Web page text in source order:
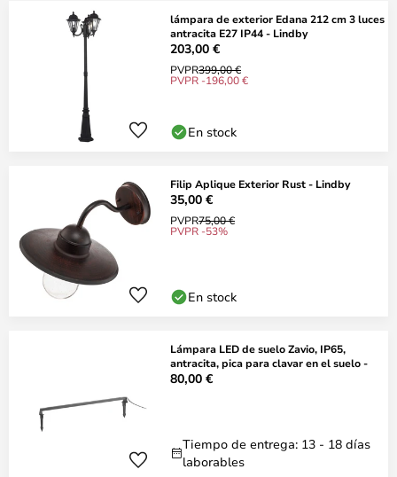
lámpara de exterior Edana 212 cm 3 luces
antracita E27 IP44 - Lindby
203,00 €
PVPR399,00 €
PVPR -196,00 €
En stock
Filip Aplique Exterior Rust - Lindby
35,00 €
PVPR75,00 €
PVPR -53%
En stock
Lámpara LED de suelo Zavio, IP65,
antracita, pica para clavar en el suelo -
80,00 €
Tiempo de entrega: 13 - 18 días
laborables